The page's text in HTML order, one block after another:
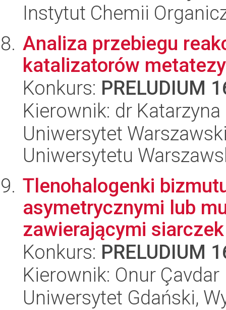
Instytut Chemii
Analiza przebiegu
katalizatorów
Konkurs: PRELUDIUM
Kierownik: dr
Uniwersytet
Uniwersytetu
Tlenohalogenki
asymetrycznymi lub
zawierającymi
Konkurs: PRELUDIUM
Kierownik: Onur Çavdar
Uniwersytet Gdański,